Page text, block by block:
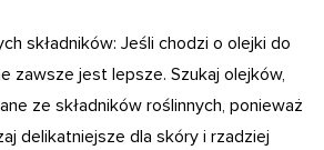
składników: Jeśli chodzi o olejki do
zawsze jest lepsze. Szukaj olejków,
ze składników roślinnych, ponieważ
delikatniejsze dla skóry i rzadziej